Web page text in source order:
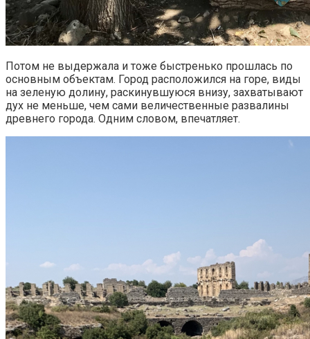
Потом не выдержала и тоже быстренько прошлась по
основным объектам. Город расположился на горе, виды
на зеленую долину, раскинувшуюся внизу, захватывают
дух не меньше, чем сами величественные развалины
древнего города. Одним словом, впечатляет.